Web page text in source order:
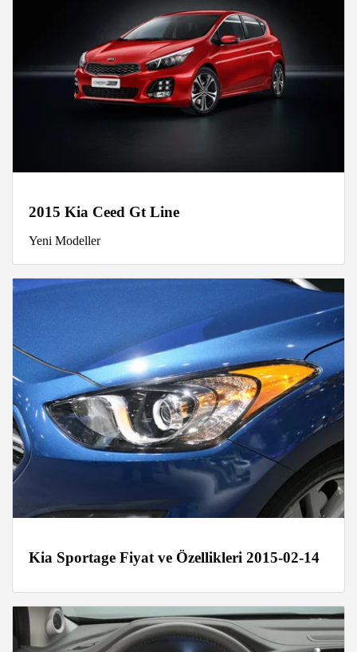
2015 Kia Ceed Gt Line
Yeni Modeller
Kia Sportage Fiyat ve Özellikleri 2015-02-14